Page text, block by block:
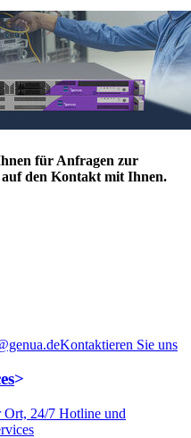
für Anfragen zur
den Kontakt mit Ihnen.
Kontaktieren Sie uns
24/7 Hotline und